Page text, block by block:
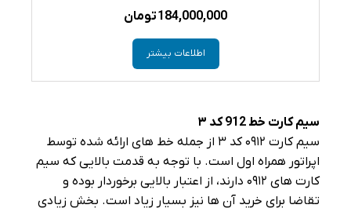
184,000,000تومان
اطلاعات بیشتر
سیم کارت خط 912 کد
۳
سیم کارت ۰۹۱۲ کد ۳ از جمله خط‌ های ارائه شده توسط
اپراتور همراه اول است. با توجه به قدمت بالایی که سیم
کارت‌ های ۰۹۱۲ دارند، از اعتبار بالایی برخوردار بوده و
تقاضا برای خرید آن ها نیز بسیار زیاد است. بخش زیادی